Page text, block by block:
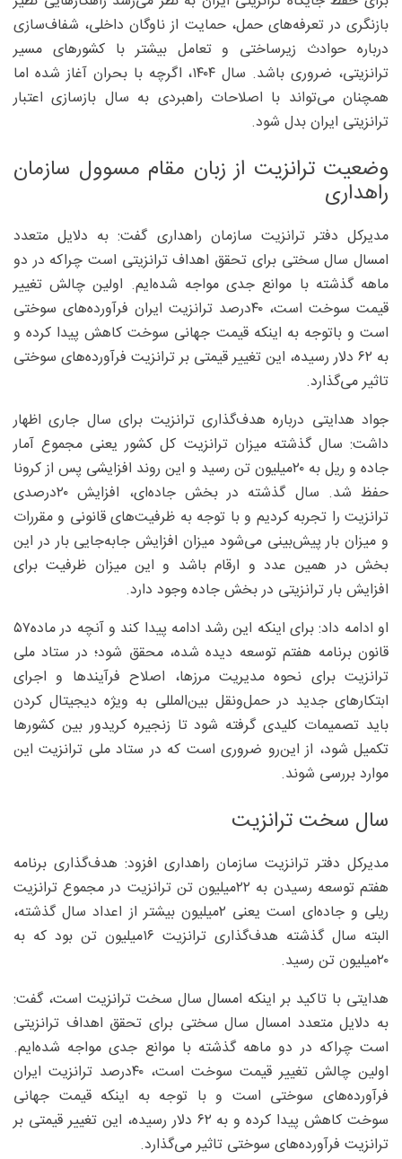
بازنگری در تعرفه‌های حمل، حمایت از ناوگان داخلی، شفاف‌سازی
درباره حوادث زیرساختی و تعامل بیشتر با کشورهای مسیر
ترانزیتی، ضروری باشد. سال ۱۴۰۴، اگرچه با بحران آغاز شده اما
همچنان می‌تواند با اصلاحات راهبردی به سال بازسازی اعتبار
ترانزیتی ایران بدل شود.
وضعیت ترانزیت از زبان مقام مسوول سازمان
راهداری
مدیرکل دفتر ترانزیت سازمان راهداری گفت: به دلایل متعدد
امسال سال سختی برای تحقق اهداف ترانزیتی است چراکه در دو
ماهه گذشته با موانع جدی مواجه شده‌ایم. اولین چالش تغییر
قیمت سوخت است، ۴۰‌درصد ترانزیت ایران فرآورده‌های سوختی
است و باتوجه به اینکه قیمت جهانی سوخت کاهش پیدا کرده و
به ۶۲ دلار رسیده، این تغییر قیمتی بر ترانزیت فرآورده‌های سوختی
تاثیر می‌گذارد.
جواد هدایتی درباره هدف‌گذاری ترانزیت برای سال جاری اظهار
داشت: سال گذشته میزان ترانزیت کل کشور یعنی مجموع آمار
جاده و ریل به ۲۰‌میلیون تن رسید و این روند افزایشی پس از کرونا
حفظ شد. سال گذشته در بخش جاده‌ای، افزایش ۲۰‌درصدی
ترانزیت را تجربه کردیم و با توجه به ظرفیت‌های قانونی و مقررات
و میزان بار پیش‌بینی می‌شود میزان افزایش جابه‌جایی بار در این
بخش در همین عدد و ارقام باشد و این میزان ظرفیت برای
افزایش بار ترانزیتی در بخش جاده وجود دارد.
او ادامه داد: برای اینکه این رشد ادامه پیدا کند و آنچه در ماده۵۷
قانون برنامه هفتم توسعه دیده شده، محقق شود؛ در ستاد ملی
ترانزیت برای نحوه مدیریت مرزها، اصلاح فرآیندها و اجرای
ابتکارهای جدید در حمل‌ونقل بین‌المللی به ویژه دیجیتال کردن
باید تصمیمات کلیدی گرفته شود تا زنجیره کریدور بین کشورها
تکمیل شود، از این‌رو ضروری است که در ستاد ملی ترانزیت این
موارد بررسی شوند.
سال سخت ترانزیت
مدیرکل دفتر ترانزیت سازمان راهداری افزود: هدف‌گذاری برنامه
هفتم توسعه رسیدن به ۲۲‌میلیون تن ترانزیت در مجموع ترانزیت
ریلی و جاده‌ای است یعنی ۲میلیون بیشتر از اعداد سال گذشته،
البته سال گذشته هدف‌گذاری ترانزیت ۱۶‌میلیون تن بود که به
۲۰‌میلیون تن رسید.
هدایتی با تاکید بر اینکه امسال سال سخت ترانزیت است، گفت:
به دلایل متعدد امسال سال سختی برای تحقق اهداف ترانزیتی
است چراکه در دو ماهه گذشته با موانع جدی مواجه شده‌ایم.
اولین چالش تغییر قیمت سوخت است، ۴۰‌درصد ترانزیت ایران
فرآورده‌های سوختی است و با توجه به اینکه قیمت جهانی
سوخت کاهش پیدا کرده و به ۶۲ دلار رسیده، این تغییر قیمتی بر
ترانزیت فرآورده‌های سوختی تاثیر می‌گذارد.